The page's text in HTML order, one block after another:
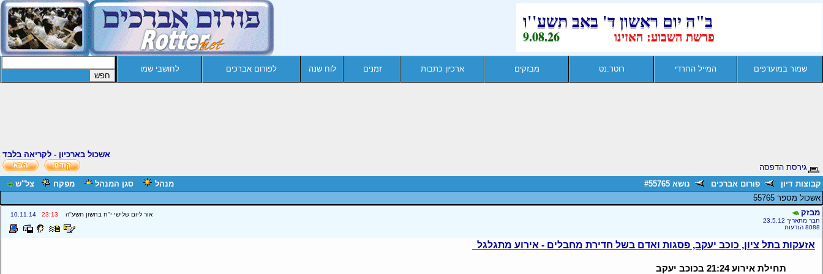
שמור במועדפים המייל החרדי רוטר.נט מבזקים ארכיון כתבות זמנים לוח שנה לפורום אברכים לחושבי שמו
גירסת הדפסה
אשכול בארכיון - לקריאה בלבד
קבוצות דיון פורום אברכים נושא #55765 מנהל סגן המנהל מפקח
צל"ש
אשכול מספר 55765
מבזק
חבר מתאריך 23.5.12
8088 הודעות
אור ליום שלישי י''ח בחשון תשע''ה 23:13
10.11.14
אזעקות בתל ציון, כוכב יעקב, פסגות ואדם בשל חדירת מחבלים - אירוע מתגלגל
תחילת אירוע 21:24 בכוכב יעקב